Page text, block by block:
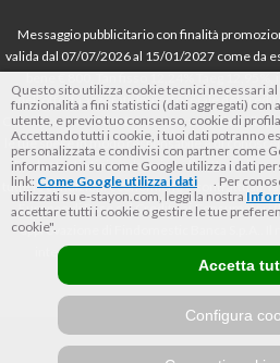
Messaggio pubblicitario con finalità
valida dal 07/07/2026 al 15/01/2027 come da
bene € 800, Tan fisso 12,24% Taeg
dell’offerta azzerati. Importo totale del
Consumatore € 920. Decorrenza media della
le tue spese in modo responsabile e di
Findomestic ti ricorda, prima di sottoscrivere
tutte le condizioni economiche e contrattuali,
Europee di Base sul Credito ai Consumatori
approvazione di Findomestic Banca S.p.A.. Il
intermediario del credito per Findomestic
Questo sito utilizza cookie tecnici necessari
funzionalità a fini statistici (dati aggregati) con
utente, e previo tuo consenso, cookie di
Accettando tutti i cookie, i tuoi dati potranno
personalizzata e condivisi con partner come
informazioni su come Google utilizza i dati
link: Come Google utilizza i dati
. Per
utilizzati su e-stayon.com, leggi la nostra
accettare tutti i cookie o gestire le tue
cookie".
Configura
Accetta